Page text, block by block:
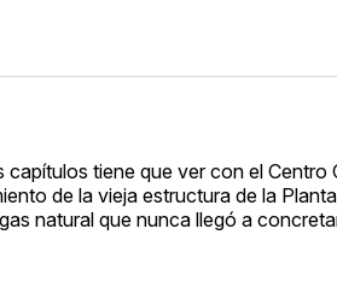
tiene que ver con el Centro
de la vieja estructura de la
natural que nunca llegó a